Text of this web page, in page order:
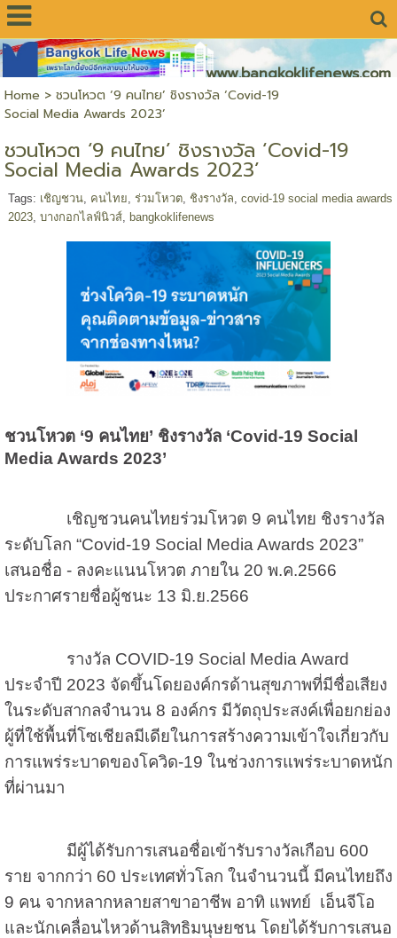
www.bangkoklifenews.com
Home > ชวนโหวต ‘9 คนไทย’ ชิงรางวัล ‘Covid-19
Social Media Awards 2023’
ชวนโหวต ‘9 คนไทย’ ชิงรางวัล ‘Covid-19
Social Media Awards 2023’
Tags: เชิญชวน, คนไทย ร่วมโหวต, ชิงรางวัล covid-19 social media awards
2023, บางกอกไลฟ์นิวส์, bangkoklifenews
ชวนโหวต ‘9 คนไทย’ ชิงรางวัล ‘Covid-19 Social
Media Awards 2023’
เชิญชวนคนไทยร่วมโหวต 9 คนไทย ชิงรางวัล
ระดับโลก “Covid-19 Social Media Awards 2023”
เสนอชื่อ - ลงคะแนนโหวต ภายใน 20 พ.ค.2566
ประกาศรายชื่อผู้ชนะ 13 มิ.ย.2566
รางวัล COVID-19 Social Media Award
ประจำปี 2023 จัดขึ้นโดยองค์กรด้านสุขภาพที่มีชื่อเสียง
ในระดับสากลจำนวน 8 องค์กร มีวัตถุประสงค์เพื่อยกย่อง
ผู้ที่ใช้พื้นที่โซเชียลมีเดียในการสร้างความเข้าใจเกี่ยวกับ
การแพร่ระบาดของโควิด-19 ในช่วงการแพร่ระบาดหนัก
ที่ผ่านมา
มีผู้ได้รับการเสนอชื่อเข้ารับรางวัลเกือบ 600
ราย จากกว่า 60 ประเทศทั่วโลก ในจำนวนนี้ มีคนไทยถึง
9 คน จากหลากหลายสาขาอาชีพ อาทิ แพทย์ เอ็นจีโอ
และนักเคลื่อนไหวด้านสิทธิมนุษยชน โดยได้รับการเสนอ